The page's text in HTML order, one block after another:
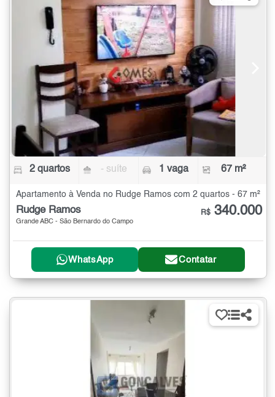
2 quartos - suíte 1 vaga 67 m²
Apartamento à Venda no Rudge Ramos com 2 quartos - 67 m²
Rudge Ramos
Grande ABC - São Bernardo do Campo
R$ 340.000
WhatsApp Contatar